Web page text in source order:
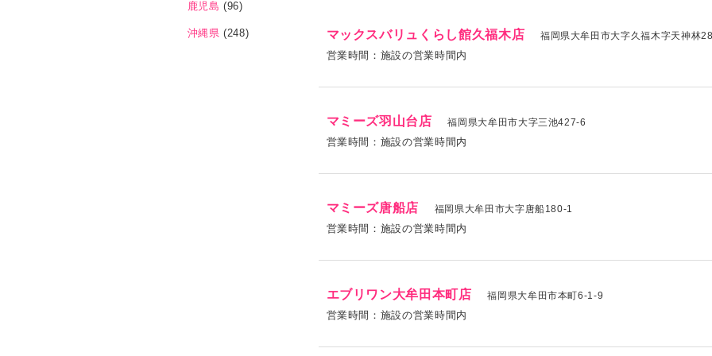
マックスバリュくらし館久福木店 福岡県大牟田市大字久福木字天神林
営業時間：施設の営業時間内
マミーズ羽山台店 福岡県大牟田市大字三池427-6
営業時間：施設の営業時間内
マミーズ唐船店 福岡県大牟田市大字唐船180-1
営業時間：施設の営業時間内
エブリワン大牟田本町店 福岡県大牟田市本町6-1-9
営業時間：施設の営業時間内
鹿児島 (96)
沖縄県 (248)